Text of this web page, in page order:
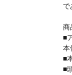
で
商
■
本
■
■